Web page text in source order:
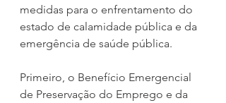
medidas para o enfrentamento do
estado de calamidade pública e da
emergência de saúde pública.
Primeiro, o Benefício Emergencial
de Preservação do Emprego e da